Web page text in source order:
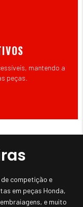
mantendo a
peças.
competição e
em peças Honda,
e muito